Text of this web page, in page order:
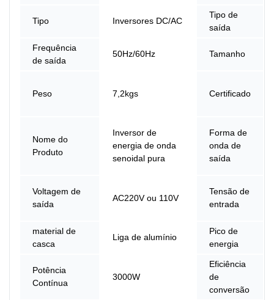
Tipo Inversores DC/AC
Tipo de
saída
Frequência
de saída
50Hz/60Hz Tamanho
Peso 7,2kgs Certificado
Nome do
Produto
Inversor de
energia de onda
senoidal pura
Forma de
onda de
saída
Voltagem de
saída
AC220V ou 110V
Tensão de
entrada
material de
casca
Liga de alumínio
Pico de
energia
Potência
Contínua
3000W
Eficiência
de
conversão